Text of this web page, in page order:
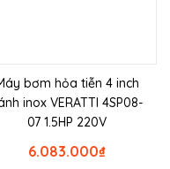
bơm hỏa tiễn 4 inch
inox VERATTI 4SP08-
07 1.5HP 220V
₫
6.083.000